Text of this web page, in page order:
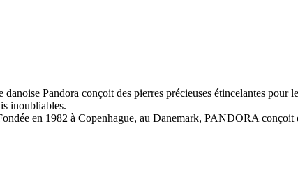
Pandora conçoit des pierres précieuses étincelantes
inoubliables.
en 1982 à Copenhague, au Danemark, PANDORA conçoit